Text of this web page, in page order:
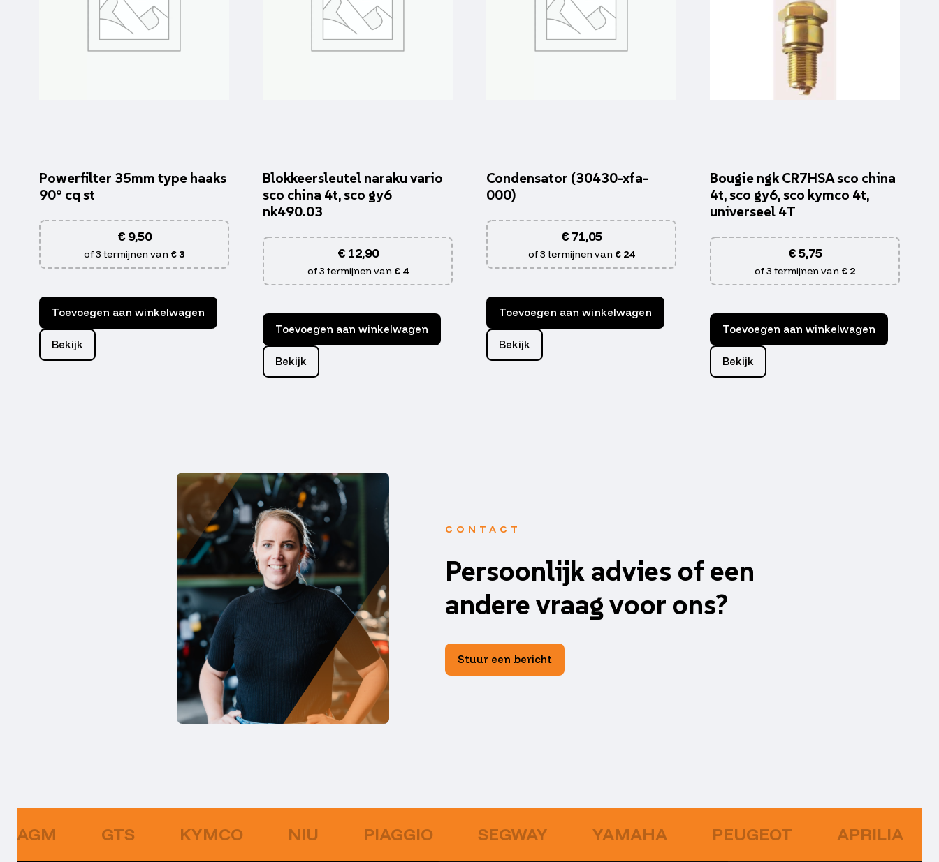
Powerfilter 35mm type haaks
90° cq st
€9,50
of 3 termijnen van € 3
Toevoegen aan winkelwagen
Bekijk
Blokkeersleutel naraku vario
sco china 4t, sco gy6
nk490.03
€12,90
of 3 termijnen van € 4
Toevoegen aan winkelwagen
Bekijk
Condensator (30430-xfa-
000)
€71,05
of 3 termijnen van € 24
Toevoegen aan winkelwagen
Bekijk
Bougie ngk CR7HSA sco china
4t, sco gy6, sco kymco 4t,
universeel 4T
€5,75
of 3 termijnen van € 2
Toevoegen aan winkelwagen
Bekijk
CONTACT
Persoonlijk advies of een
andere vraag voor ons?
Stuur een bericht
AGM GTS KYMCO NIU PIAGGIO SEGWAY YAMAHA PEUGEOT APRILIA